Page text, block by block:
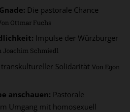
Die pastorale Chance
Ottmar Fuchs
Impulse der Würzburger
Joachim Schmiedl
Solidarität Von Egon
anschauen: Pastorale
Umgang mit homosexuell